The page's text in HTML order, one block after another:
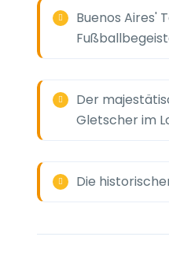
Buenos Aires'
Der
Gletscher im
Die